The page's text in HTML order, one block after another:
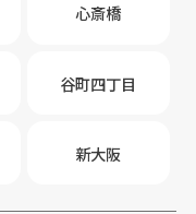
心斎橋
谷町四丁目
新大阪